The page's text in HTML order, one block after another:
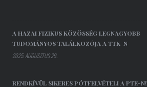
A HAZAI FIZIKUS KÖZÖSSÉG LEGNAGYOBB
TUDOMÁNYOS TALÁLKOZÓJA A TTK-N
2025. AUGUSZTUS 29.
RENDKÍVÜL SIKERES PÓTFELVÉTELI A PTE-N!